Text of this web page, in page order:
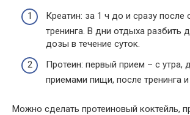
Креатин: за 1 ч до и сразу после
тренинга. В дни отдыха разбить
дозы в течение суток.
Протеин: первый прием – с утра,
приемами пищи, после тренинга
Можно сделать протеиновый коктейль,